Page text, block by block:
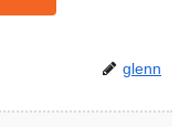
glenn